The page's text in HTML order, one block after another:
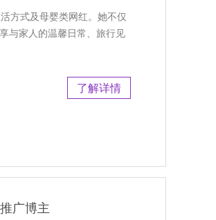
方式及母婴类网红。她不仅
与家人的温馨日常、旅行见
了解详情
广博主